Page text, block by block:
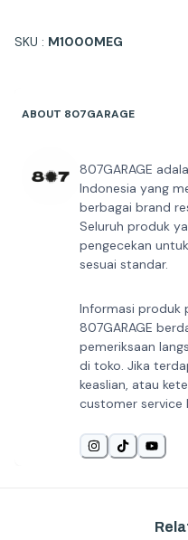
SKU : M1000MEG
ABOUT 807GARAGE
807GARAGE
Indonesia yang
berbagai brand
Seluruh produk
pengecekan
sesuai standar.
Informasi produk
807GARAGE
pemeriksaan
di toko. Jika
keaslian, atau
customer service